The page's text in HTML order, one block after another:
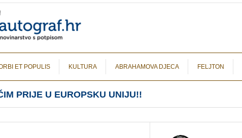
ET POPULIS KULTURA ABRAHAMOVA DJECA FELJTON
PRIJE U EUROPSKU UNIJU!!